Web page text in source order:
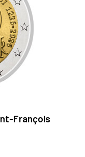
François